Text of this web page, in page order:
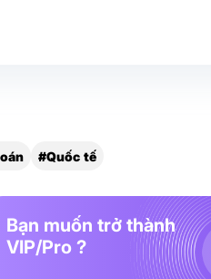
#Quốc tế
Bạn muốn trở thành
VIP/Pro ?